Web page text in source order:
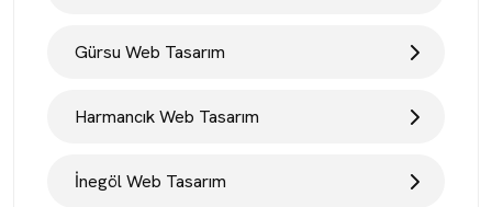
Gürsu Web Tasarım
Harmancık Web Tasarım
İnegöl Web Tasarım